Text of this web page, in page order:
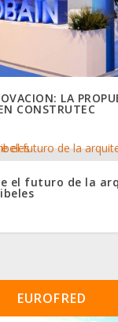
LA
CONSTRUTEC
el futuro de la
EUROFRED